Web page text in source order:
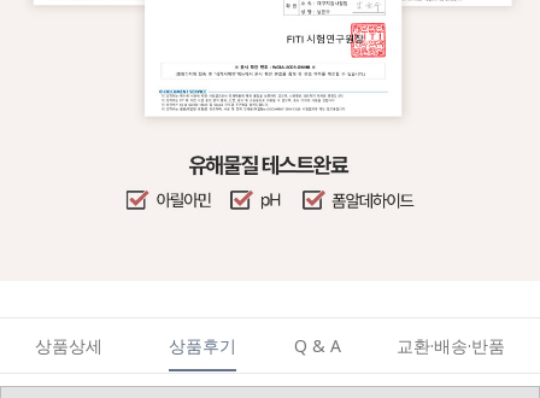
상품상세 상품후기 Q & A 교환·배송·반품